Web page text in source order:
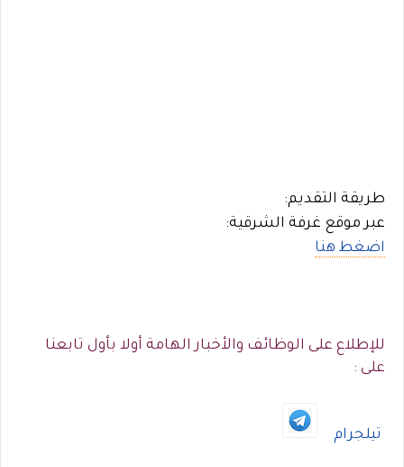
طريقة التقديم:
عبر موقع غرفة الشرقية:
اضغط هنا
للإطلاع على الوظائف والأخبار الهامة أولا بأول تابعنا
على :
تيلجرام